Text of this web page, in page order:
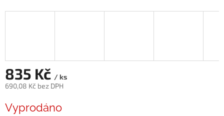
835 Kč / ks
690,08 Kč bez DPH
cena:
Vyprodáno